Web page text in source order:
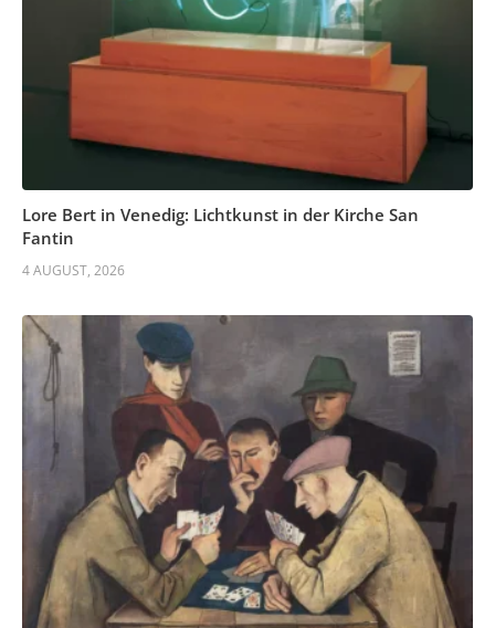
Lore Bert in Venedig: Lichtkunst in der Kirche San
Fantin
4 AUGUST, 2026